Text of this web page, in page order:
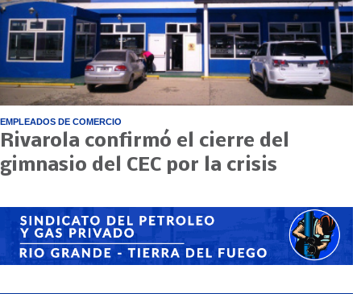
EMPLEADOS DE COMERCIO
Rivarola confirmó el cierre del
gimnasio del CEC por la crisis